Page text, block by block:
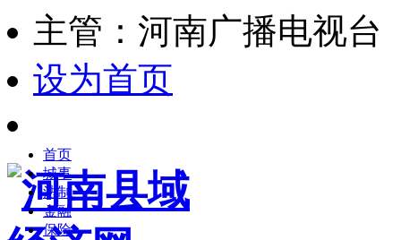
主管：河南广播电视
设为首页
首页
城事
法制
金融
保险